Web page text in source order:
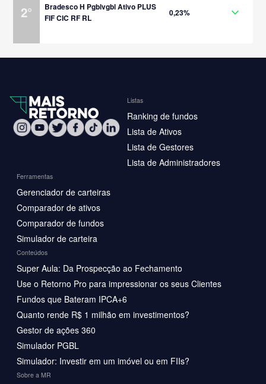
2°
Bradesco H Pgblvgbl Ativo PLUS
FIF CIC RF RL
0,23%
Listas
Ranking de fundos
Lista de Ativos
Lista de Gestores
Lista de Administradores
Ferramentas
Gerenciador de carteiras
Comparador de ativos
Comparador de fundos
Simulador de carteira
Conteúdos
Super Aula: Da Prospecção ao Fechamento
Use o Retorno Pro para impressionar os seus Clientes
Fundos que Bateram IPCA+6
Quanto rende R$ 1 milhão em investimentos?
Gestor de ações 360
Simulador PGBL
Simulador: Investir em um imóvel ou em FIIs?
Sobre a MR